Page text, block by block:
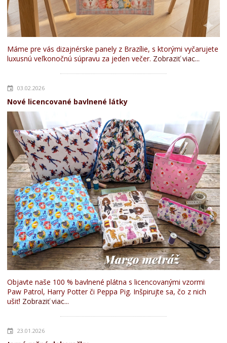
Máme pre vás dizajnérske panely z Brazílie, s ktorými vyčarujete
luxusnú veľkonočnú súpravu za jeden večer. Zobraziť viac...
03.02.2026
Nové licencované bavlnené látky
Objavte naše 100 % bavlnené plátna s licencovanými vzormi
Paw Patrol, Harry Potter či Peppa Pig. Inšpirujte sa, čo z nich
ušiť! Zobraziť viac...
23.01.2026